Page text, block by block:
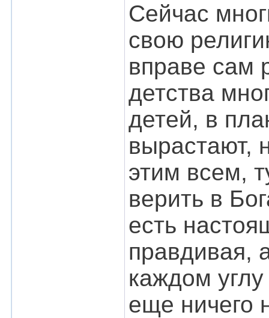
Сейчас
свою
вправе сам
детства
детей, в
вырастают,
этим всем,
верить в
есть
правдивая,
каждом
еще ничего